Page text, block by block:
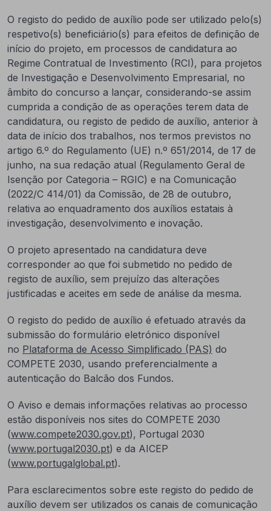
O registo do pedido de auxílio pode ser utilizado pelo(s)
respetivo(s) beneficiário(s) para efeitos de definição de
início do projeto, em processos de candidatura ao
Regime Contratual de Investimento (RCI), para projetos
de Investigação e Desenvolvimento Empresarial, no
âmbito do concurso a lançar, considerando-se assim
cumprida a condição de as operações terem data de
candidatura, ou registo de pedido de auxílio, anterior à
data de início dos trabalhos, nos termos previstos no
artigo 6.º do Regulamento (UE) n.º 651/2014, de 17 de
junho, na sua redação atual (Regulamento Geral de
Isenção por Categoria – RGIC) e na Comunicação
(2022/C 414/01) da Comissão, de 28 de outubro,
relativa ao enquadramento dos auxílios estatais à
investigação, desenvolvimento e inovação.
O projeto apresentado na candidatura deve
corresponder ao que foi submetido no pedido de
registo de auxílio, sem prejuízo das alterações
justificadas e aceites em sede de análise da mesma.
O registo do pedido de auxílio é efetuado através da
submissão do formulário eletrónico disponível
no Plataforma de Acesso Simplificado (PAS) do
COMPETE 2030, usando preferencialmente a
autenticação do Balcão dos Fundos.
O Aviso e demais informações relativas ao processo
estão disponíveis nos sites do COMPETE 2030
(www.compete2030.gov.pt), Portugal 2030
(www.portugal2030.pt) e da AICEP
(www.portugalglobal.pt).
Para esclarecimentos sobre este registo do pedido de
auxílio devem ser utilizados os canais de comunicação